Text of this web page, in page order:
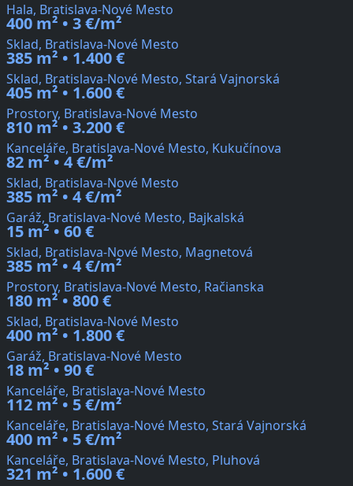
Hala, Bratislava-Nové Mesto
400 m² • 3 €/m²
Sklad, Bratislava-Nové Mesto
385 m² • 1.400 €
Sklad, Bratislava-Nové Mesto, Stará Vajnorská
405 m² • 1.600 €
Prostory, Bratislava-Nové Mesto
810 m² • 3.200 €
Kanceláře, Bratislava-Nové Mesto, Kukučínova
82 m² • 4 €/m²
Sklad, Bratislava-Nové Mesto
385 m² • 4 €/m²
Garáž, Bratislava-Nové Mesto, Bajkalská
15 m² • 60 €
Sklad, Bratislava-Nové Mesto, Magnetová
385 m² • 4 €/m²
Prostory, Bratislava-Nové Mesto, Račianska
180 m² • 800 €
Sklad, Bratislava-Nové Mesto
400 m² • 1.800 €
Garáž, Bratislava-Nové Mesto
18 m² • 90 €
Kanceláře, Bratislava-Nové Mesto
112 m² • 5 €/m²
Kanceláře, Bratislava-Nové Mesto, Stará Vajnorská
400 m² • 5 €/m²
Kanceláře, Bratislava-Nové Mesto, Pluhová
321 m² • 1.600 €